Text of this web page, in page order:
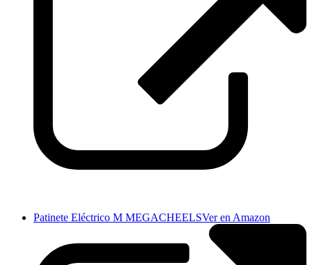
Patinete Eléctrico M MEGACHEELSVer en Amazon